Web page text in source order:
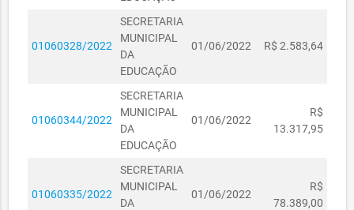
01060328/2022
SECRETARIA
MUNICIPAL
DA
EDUCAÇÃO
01/06/2022 R$ 2.583,64
01060344/2022
SECRETARIA
MUNICIPAL
DA
EDUCAÇÃO
01/06/2022
R$
13.317,95
01060335/2022
SECRETARIA
MUNICIPAL
DA
01/06/2022
R$
78.389,00